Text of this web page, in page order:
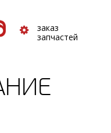
заказ
запчастей